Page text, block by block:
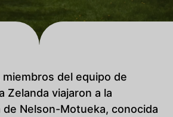
del equipo de
Zelanda viajaron a la
Nelson-Motueka, conocida